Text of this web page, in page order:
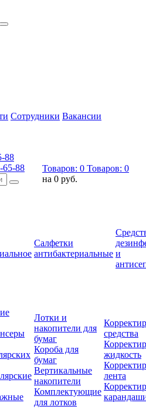
Сотрудники Вакансии
88
65-88 Товаров: 0 Товаров: 0
на 0 руб.
Салфетки
антибактериальные и
Лотки и
накопители для
бумаг
Короба для
бумаг
Вертикальные
накопители
Комплектующие
для лотков
средства
жидкость
лента